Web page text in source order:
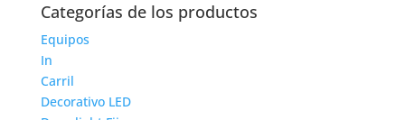
Categorías de los productos
Equipos
In
Carril
Decorativo LED